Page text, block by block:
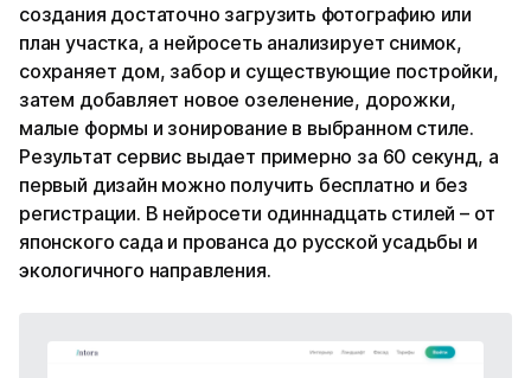
создания достаточно загрузить фотографию или
план участка, а нейросеть анализирует снимок,
сохраняет дом, забор и существующие постройки,
затем добавляет новое озеленение, дорожки,
малые формы и зонирование в выбранном стиле.
Результат сервис выдает примерно за 60 секунд, а
первый дизайн можно получить бесплатно и без
регистрации. В нейросети одиннадцать стилей – от
японского сада и прованса до русской усадьбы и
экологичного направления.